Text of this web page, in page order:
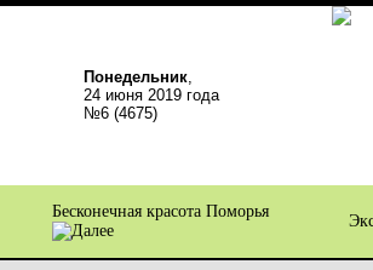
Понедельник,
24 июня 2019 года
№6 (4675)
Бесконечная красота Поморья